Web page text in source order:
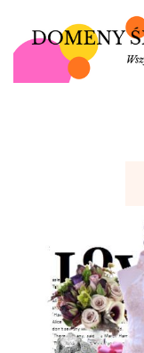
{HOT SEXY BEST}